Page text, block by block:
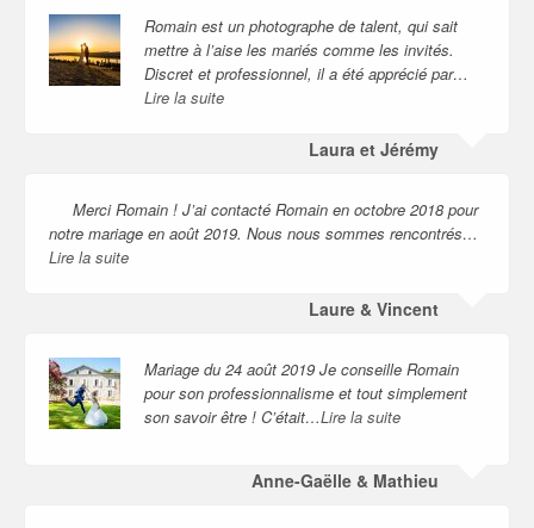
Romain est un photographe de talent, qui sait
mettre à l’aise les mariés comme les invités.
Discret et professionnel, il a été apprécié par…
Lire la suite
Laura et Jérémy
Merci Romain ! J’ai contacté Romain en octobre 2018 pour
notre mariage en août 2019. Nous nous sommes rencontrés…
Lire la suite
Laure & Vincent
Mariage du 24 août 2019 Je conseille Romain
pour son professionnalisme et tout simplement
son savoir être ! C’était…Lire la suite
Anne-Gaëlle & Mathieu